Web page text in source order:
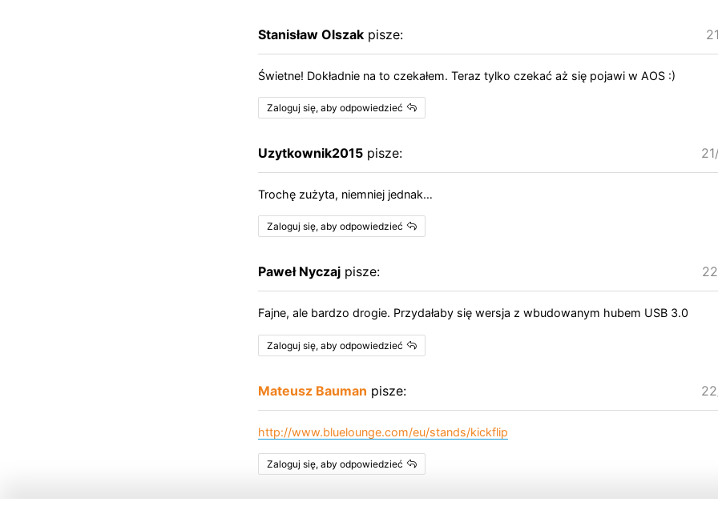
Stanisław Olszak pisze:
Świetne! Dokładnie na to czekałem. Teraz tylko czekać aż się pojawi w AOS :)
Zaloguj się, aby odpowiedzieć
Uzytkownik2015 pisze:
Trochę zużyta, niemniej jednak…
Zaloguj się, aby odpowiedzieć
Paweł Nyczaj pisze:
Fajne, ale bardzo drogie. Przydałaby się wersja z wbudowanym hubem USB 3.0
Zaloguj się, aby odpowiedzieć
Mateusz Bauman pisze:
http://www.bluelounge.com/eu/stands/kickflip
Zaloguj się, aby odpowiedzieć